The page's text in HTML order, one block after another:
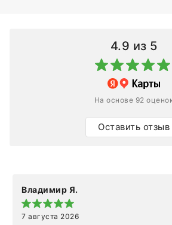
4.9 из 5
На основе 92
Оставить отзыв
Владимир Я.
7 августа 2026